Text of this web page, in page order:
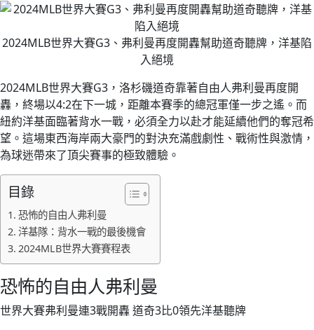
2024MLB世界大賽G3、弗利曼再度開轟幫助道奇聽牌，洋基陷
入絕境
2024MLB世界大賽G3，洛杉磯道奇靠著自由人弗利曼再度開
轟，終場以4:2在下一城，距離本賽季的總冠軍僅一步之遙。而
紐約洋基面臨著背水一戰，必須全力以赴才能延續他們的奪冠希
望。這場東西海岸兩大豪門的對決充滿戲劇性、戰術性與激情，
為球迷帶來了頂尖賽事的極致體驗。
目錄
恐怖的自由人弗利曼
洋基隊：背水一戰的最後機會
2024MLB世界大賽賽程表
恐怖的自由人弗利曼
世界大賽弗利曼連3戰開轟 道奇3比0領先洋基聽牌